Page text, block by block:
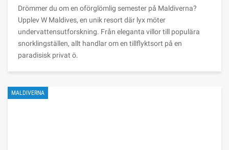
Drömmer du om en oförglömlig semester på Maldiverna?
Upplev W Maldives, en unik resort där lyx möter
undervattensutforskning. Från eleganta villor till populära
snorklingställen, allt handlar om en tillflyktsort på en
paradisisk privat ö.
MALDIVERNA